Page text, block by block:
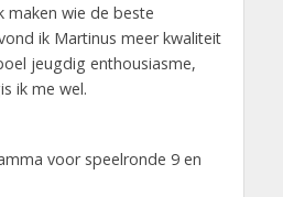
wie de beste
ik Martinus meer kwaliteit
jeugdig enthousiasme,
ik me wel.
voor speelronde 9 en